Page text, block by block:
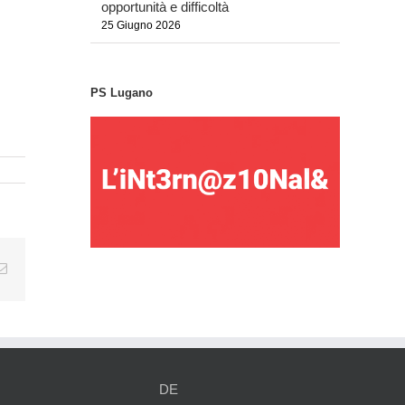
Email
opportunità e difficoltà
25 Giugno 2026
PS Lugano
DE